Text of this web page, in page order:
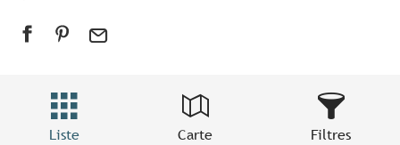
Liste Carte Filtres